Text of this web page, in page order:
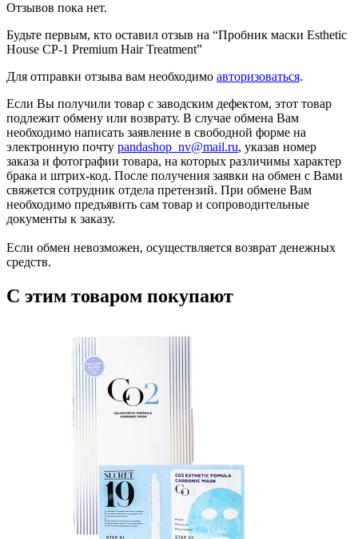
Отзывов пока нет.
Будьте первым, кто оставил отзыв на “Пробник маски Esthetic
House CP-1 Premium Hair Treatment”
Для отправки отзыва вам необходимо авторизоваться.
Если Вы получили товар с заводским дефектом, этот товар
подлежит обмену или возврату. В случае обмена Вам
необходимо написать заявление в свободной форме на
электронную почту pandashop_nv@mail.ru, указав номер
заказа и фотографии товара, на которых различимы характер
брака и штрих-код. После получения заявки на обмен с Вами
свяжется сотрудник отдела претензий. При обмене Вам
необходимо предъявить сам товар и сопроводительные
документы к заказу.
Если обмен невозможен, осуществляется возврат денежных
средств.
С этим товаром покупают